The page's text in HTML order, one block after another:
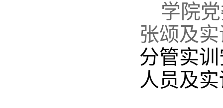
学院
张颂及
分管实
人员及